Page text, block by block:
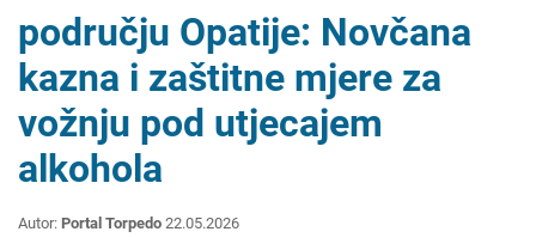
području Opatije: Novčana
kazna i zaštitne mjere za
vožnju pod utjecajem
alkohola
Autor: Portal Torpedo 22.05.2026